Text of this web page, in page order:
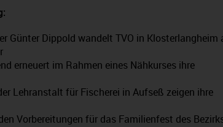
Günter Dippold wandelt TVO in Klosterlangheim
erneuert im Rahmen eines Nähkurses ihre
Lehranstalt für Fischerei in Aufseß zeigen ihre
Vorbereitungen für das Familienfest des